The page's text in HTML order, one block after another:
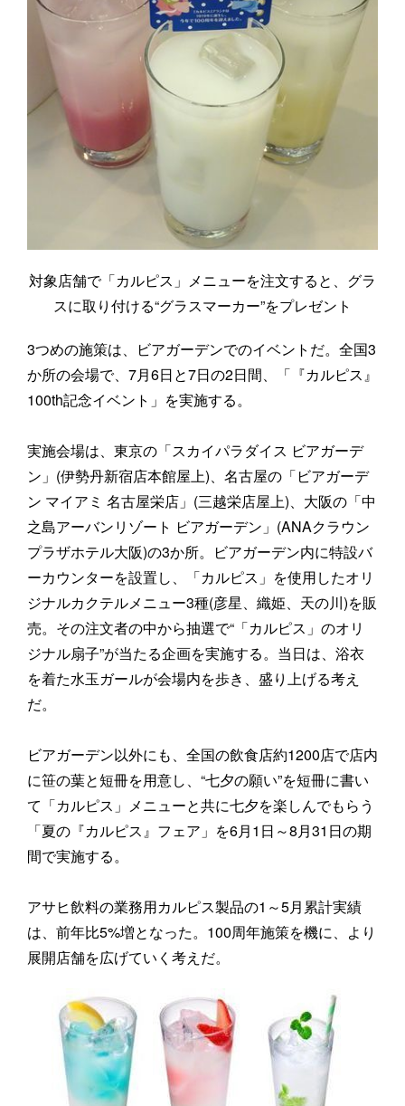
対象店舗で「カルピス」メニューを注文すると、グラ
スに取り付ける“グラスマーカー”をプレゼント
3つめの施策は、ビアガーデンでのイベントだ。全国3
か所の会場で、7月6日と7日の2日間、「『カルピス』
100th記念イベント」を実施する。
実施会場は、東京の「スカイパラダイス ビアガーデ
ン」(伊勢丹新宿店本館屋上)、名古屋の「ビアガーデ
ン マイアミ 名古屋栄店」(三越栄店屋上)、大阪の「中
之島アーバンリゾート ビアガーデン」(ANAクラウン
プラザホテル大阪)の3か所。ビアガーデン内に特設バ
ーカウンターを設置し、「カルピス」を使用したオリ
ジナルカクテルメニュー3種(彦星、織姫、天の川)を販
売。その注文者の中から抽選で“「カルピス」のオリ
ジナル扇子”が当たる企画を実施する。当日は、浴衣
を着た水玉ガールが会場内を歩き、盛り上げる考え
だ。
ビアガーデン以外にも、全国の飲食店約1200店で店内
に笹の葉と短冊を用意し、“七夕の願い”を短冊に書い
て「カルピス」メニューと共に七夕を楽しんでもらう
「夏の『カルピス』フェア」を6月1日～8月31日の期
間で実施する。
アサヒ飲料の業務用カルピス製品の1～5月累計実績
は、前年比5%増となった。100周年施策を機に、より
展開店舗を広げていく考えだ。